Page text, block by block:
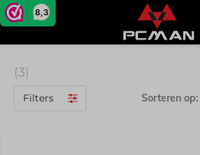
8,3
(3)
Filters Sorteren op: